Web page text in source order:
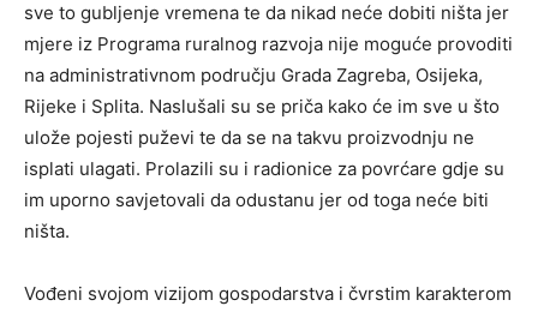
sve to gubljenje vremena te da nikad neće dobiti ništa jer
mjere iz Programa ruralnog razvoja nije moguće provoditi
na administrativnom području Grada Zagreba, Osijeka,
Rijeke i Splita. Naslušali su se priča kako će im sve u što
ulože pojesti puževi te da se na takvu proizvodnju ne
isplati ulagati. Prolazili su i radionice za povrćare gdje su
im uporno savjetovali da odustanu jer od toga neće biti
ništa.
Vođeni svojom vizijom gospodarstva i čvrstim karakterom